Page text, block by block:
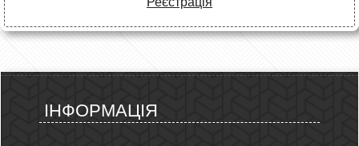
ІНФОРМАЦІЯ